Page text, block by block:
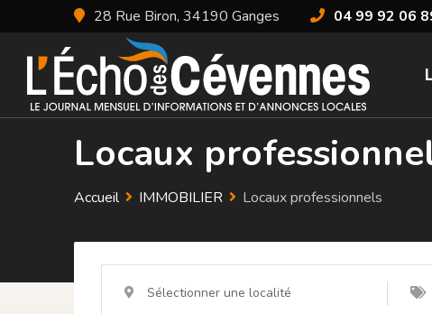
contenu
28 Rue Biron, 34190 Ganges 04 99 92 06
Locaux
Accueil IMMOBILIER Locaux professionnels
Sélectionner une localité